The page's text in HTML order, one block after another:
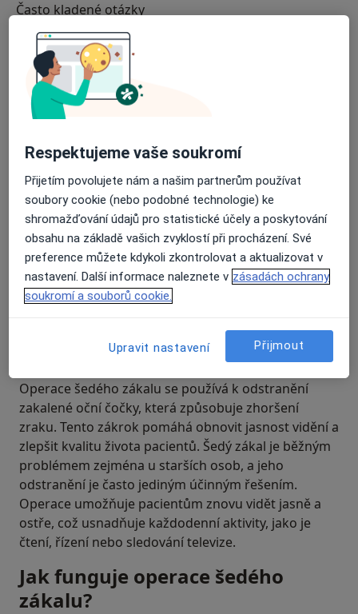
Často kladené otázky
K čemu je operace šedého zákalu
používána?
Operace šedého zákalu se používá k odstranění
zakalené oční čočky, která způsobuje zhoršení
zraku. Tento zákrok pomáhá obnovit jasnost vidění a
zlepšit kvalitu života pacientů. Šedý zákal je běžným
problémem zejména u starších osob, a jeho
odstranění je často jediným účinným řešením.
Operace umožňuje pacientům znovu vidět jasně a
ostře, což usnadňuje každodenní aktivity, jako je
čtení, řízení nebo sledování televize.
Jak funguje operace šedého
zákalu?
Respektujeme vaše soukromí
Přijetím povolujete nám a našim partnerům používat
soubory cookie (nebo podobné technologie) ke
shromažďování údajů pro statistické účely a poskytování
obsahu na základě vašich zvyklostí při procházení. Své
preference můžete kdykoli zkontrolovat a aktualizovat v
nastavení. Další informace naleznete v zásadách ochrany
soukromí a souborů cookie.
Upravit nastavení Přijmout